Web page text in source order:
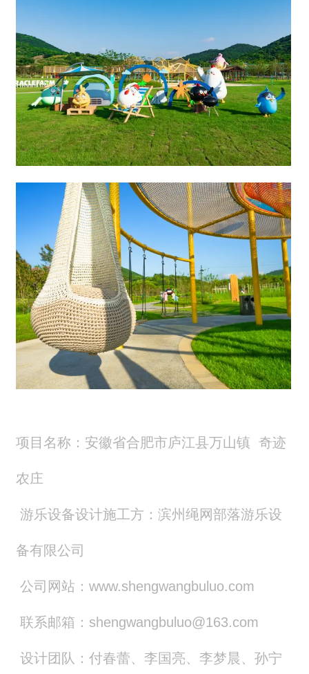
项目名称：安徽省合肥市庐江县万山镇 奇迹
农庄
游乐设备设计施工方：滨州绳网部落游乐设
备有限公司
公司网站：www.shengwangbuluo.com
联系邮箱：shengwangbuluo@163.com
设计团队：付春蕾、李国亮、李梦晨、孙宁